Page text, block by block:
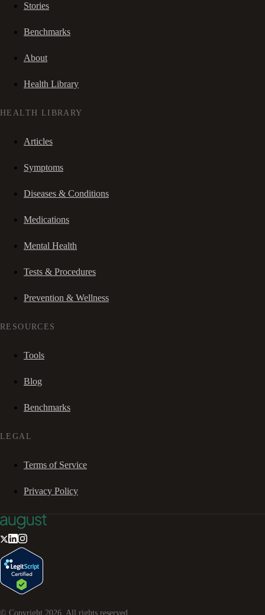
Stories
Benchmarks
About
Health Library
HEALTH LIBRARY
Articles
Symptoms
Diseases & Conditions
Medications
Mental Health
Tests & Procedures
Prevention & Wellness
RESOURCES
Tools
Blog
Benchmarks
LEGAL
Terms of Service
Privacy Policy
© Copyright 2026 . All rights reserved.